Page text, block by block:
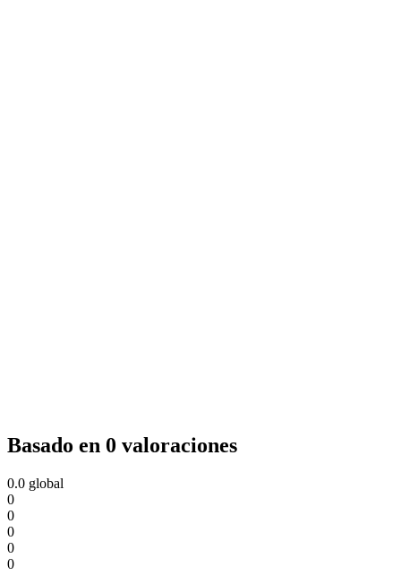
Basado en 0 valoraciones
0.0 global
0
0
0
0
0